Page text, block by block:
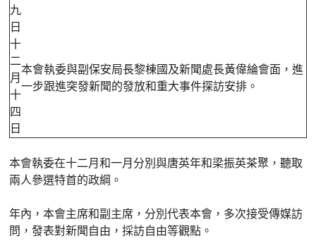
九
日
十
二
月
十
四
日
本會執委與副保安局長黎棟國及新聞處長黃偉綸會面，進
一步跟進突發新聞的發放和重大事件探訪安排。
本會執委在十二月和一月分別與唐英年和梁振英茶聚，聽取
兩人參選特首的政綱。
年內，本會主席和副主席，分別代表本會，多次接受傳媒訪
問，發表對新聞自由，採訪自由等觀點。